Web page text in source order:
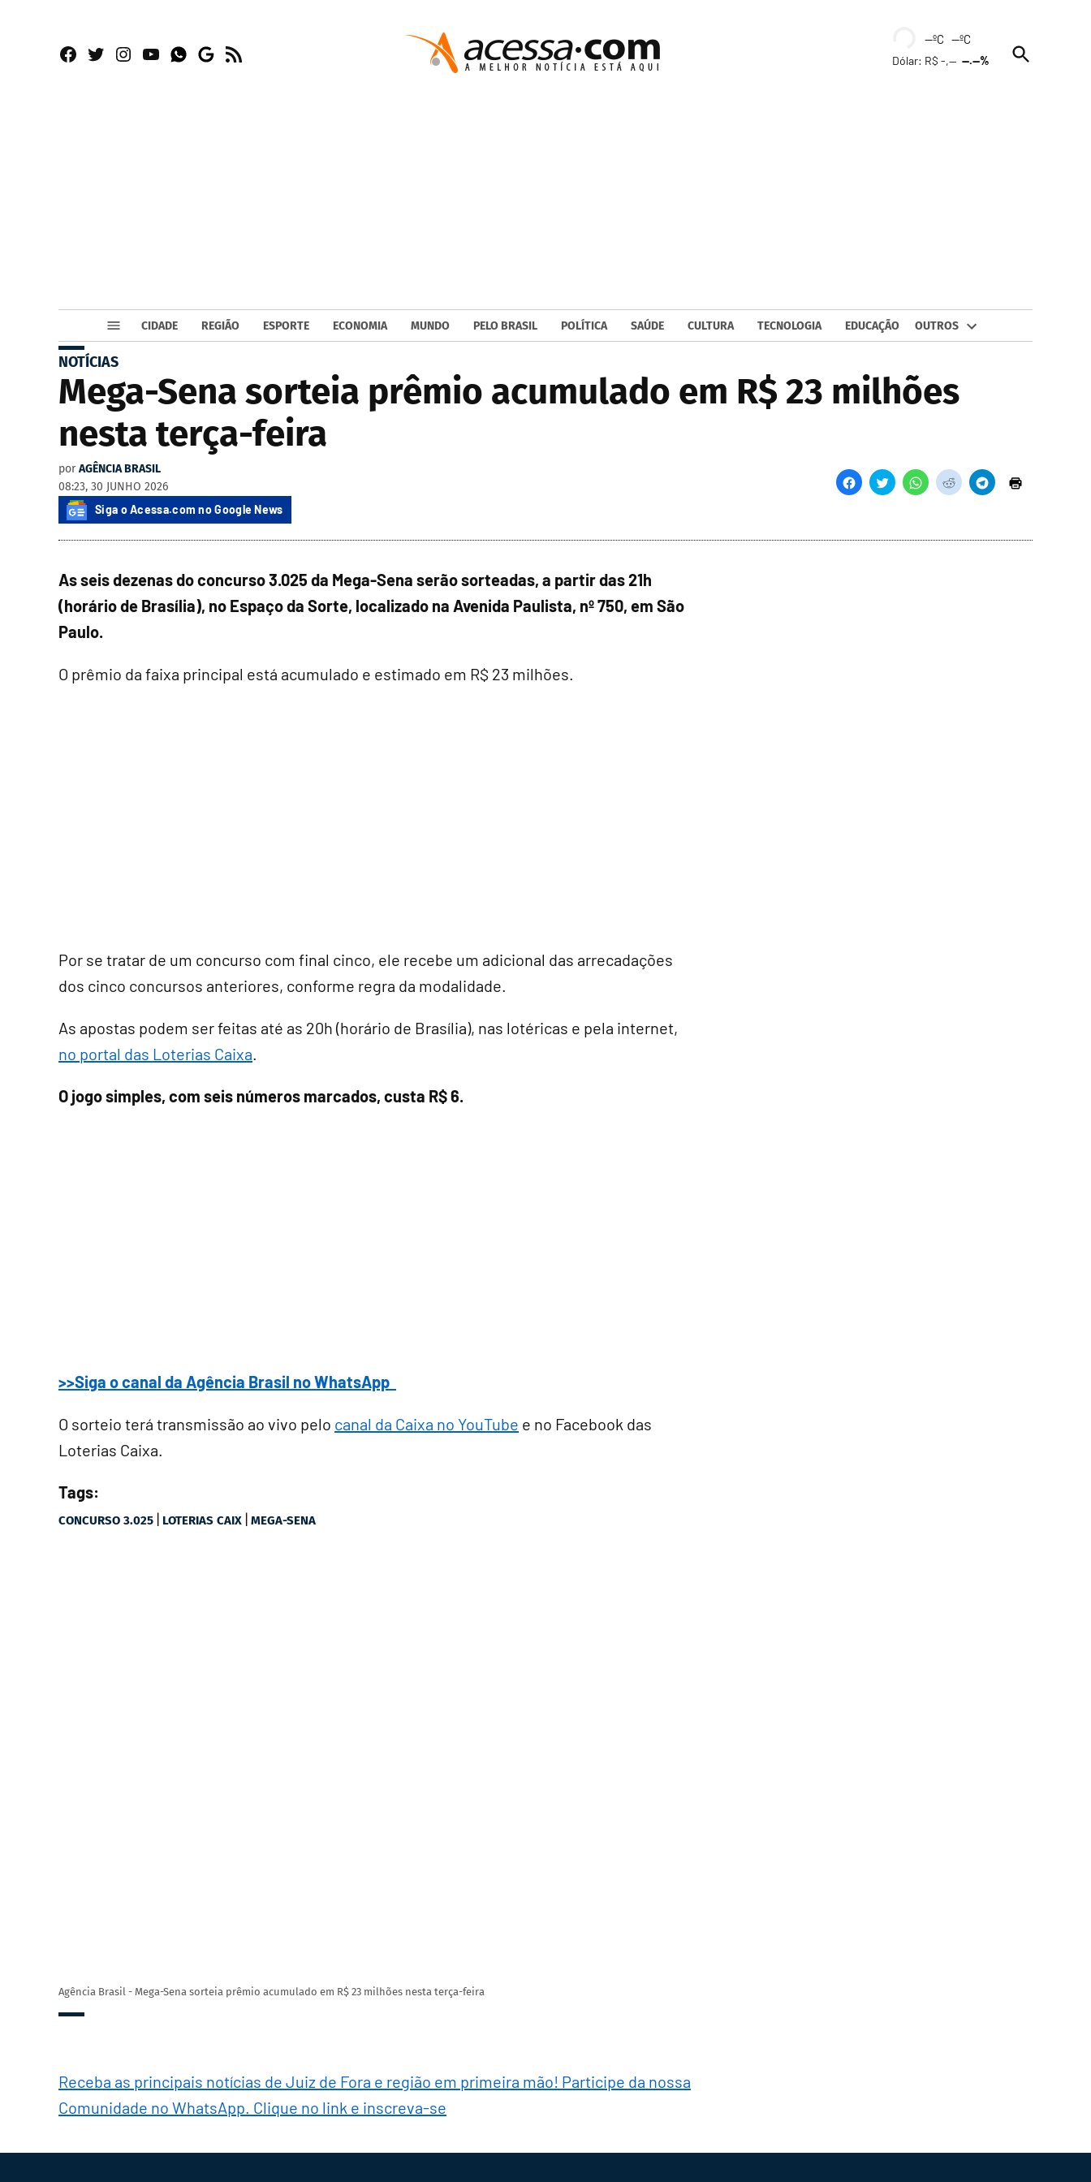
Facebook
TwitterInstagram
YouTubeWhatsapp
Google
RSS
--ºC --ºC
Dólar: R$ -,----.--%
Open
Search
CIDADE REGIÃO ESPORTE ECONOMIA MUNDO PELO BRASIL POLÍTICA SAÚDE CULTURA TECNOLOGIA EDUCAÇÃO OUTROS
NOTÍCIAS
Mega-Sena sorteia prêmio acumulado em R$ 23 milhões
nesta terça-feira
por AGÊNCIA BRASIL
08:23, 30 JUNHO 2026
Siga o Acessa.com no Google News
As seis dezenas do concurso 3.025 da Mega-Sena serão sorteadas, a partir das 21h
(horário de Brasília), no Espaço da Sorte, localizado na Avenida Paulista, nº 750, em São
Paulo.
O prêmio da faixa principal está acumulado e estimado em R$ 23 milhões.
Por se tratar de um concurso com final cinco, ele recebe um adicional das arrecadações
dos cinco concursos anteriores, conforme regra da modalidade.
As apostas podem ser feitas até as 20h (horário de Brasília), nas lotéricas e pela internet,
no portal das Loterias Caixa.
O jogo simples, com seis números marcados, custa R$ 6.
>>Siga o canal da Agência Brasil no WhatsApp
O sorteio terá transmissão ao vivo pelo canal da Caixa no YouTube e no Facebook das
Loterias Caixa.
Tags:
CONCURSO 3.025 | LOTERIAS CAIX | MEGA-SENA
Agência Brasil - Mega-Sena sorteia prêmio acumulado em R$ 23 milhões nesta terça-feira
Receba as principais notícias de Juiz de Fora e região em primeira mão! Participe da nossa
Comunidade no WhatsApp. Clique no link e inscreva-se